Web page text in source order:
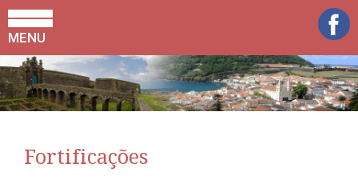
MENU
Fortificações